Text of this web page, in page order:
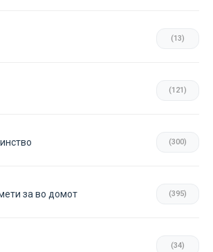
(13)
(121)
(300)
за во домот (395)
(34)